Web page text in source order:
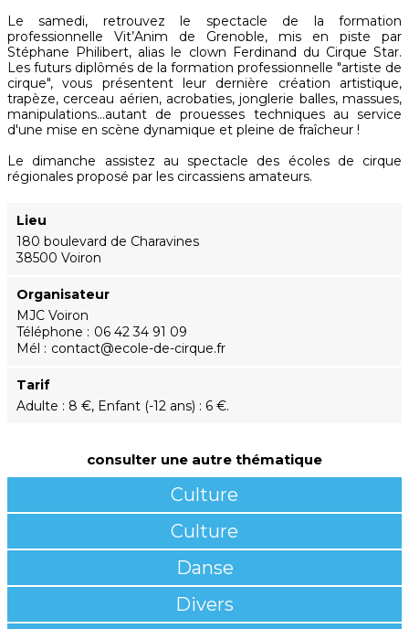
Le samedi, retrouvez le spectacle de la formation
professionnelle Vit’Anim de Grenoble, mis en piste par
Stéphane Philibert, alias le clown Ferdinand du Cirque Star.
Les futurs diplômés de la formation professionnelle "artiste de
cirque", vous présentent leur dernière création artistique,
trapèze, cerceau aérien, acrobaties, jonglerie balles, massues,
manipulations...autant de prouesses techniques au service
d'une mise en scène dynamique et pleine de fraîcheur !
Le dimanche assistez au spectacle des écoles de cirque
régionales proposé par les circassiens amateurs.
Lieu
180 boulevard de Charavines
38500 Voiron
Organisateur
MJC Voiron
Téléphone
06 42 34 91 09
Mél
contact@ecole-de-cirque.fr
Tarif
Adulte : 8 €, Enfant (-12 ans) : 6 €.
consulter une autre thématique
Culture
Culture
Danse
Divers